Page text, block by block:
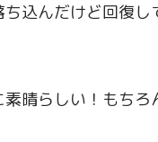
込んだけど回復
晴らしい！もちろ